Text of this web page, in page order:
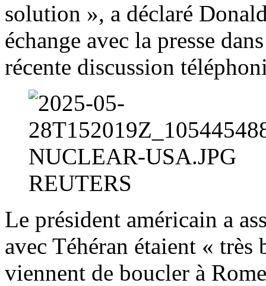
solution », a déclaré
échange avec la presse
récente discussion
REUTERS
Le président américain a
avec Téhéran étaient « très
viennent de boucler à